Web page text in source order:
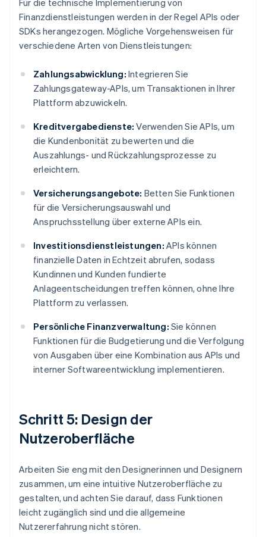
Für die technische Implementierung von
Finanzdienstleistungen werden in der Regel APIs oder
SDKs herangezogen. Mögliche Vorgehensweisen für
verschiedene Arten von Dienstleistungen:
Zahlungsabwicklung: Integrieren Sie
Zahlungsgateway-APIs, um Transaktionen in Ihrer
Plattform abzuwickeln.
Kreditvergabedienste: Verwenden Sie APIs, um
die Kundenbonität zu bewerten und die
Auszahlungs- und Rückzahlungsprozesse zu
erleichtern.
Versicherungsangebote: Betten Sie Funktionen
für die Versicherungsauswahl und
Anspruchsstellung über externe APIs ein.
Investitionsdienstleistungen: APIs können
finanzielle Daten in Echtzeit abrufen, sodass
Kundinnen und Kunden fundierte
Anlageentscheidungen treffen können, ohne Ihre
Plattform zu verlassen.
Persönliche Finanzverwaltung: Sie können
Funktionen für die Budgetierung und die Verfolgung
von Ausgaben über eine Kombination aus APIs und
interner Softwareentwicklung implementieren.
Schritt 5: Design der
Nutzeroberfläche
Arbeiten Sie eng mit den Designerinnen und Designern
zusammen, um eine intuitive Nutzeroberfläche zu
gestalten, und achten Sie darauf, dass Funktionen
leicht zugänglich sind und die allgemeine
Nutzererfahrung nicht stören.